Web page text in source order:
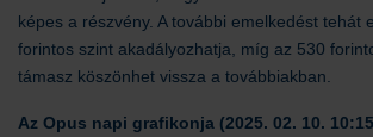
képes a részvény. A további emelkedést tehát
forintos szint akadályozhatja, míg az 530
támasz köszönhet vissza a továbbiakban.
Az Opus napi grafikonja (2025. 02. 10.